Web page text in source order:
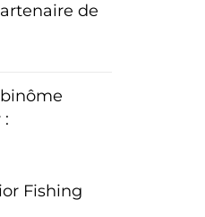
de
:
Fishing